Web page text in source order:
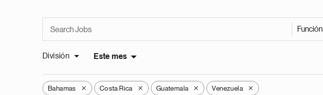
Función
División Este mes
Bahamas X Costa Rica X Guatemala X Venezuela X